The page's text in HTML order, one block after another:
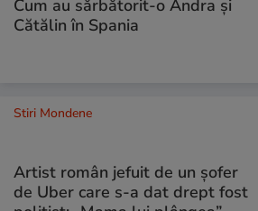
Cum au sărbătorit-o Andra și
Cătălin în Spania
Stiri Mondene
Artist român jefuit de un șofer
de Uber care s-a dat drept fost